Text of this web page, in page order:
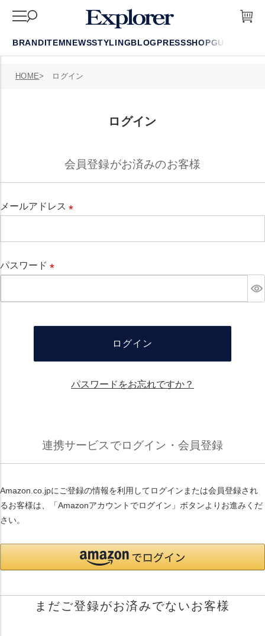
BRANDITEMNEWSSTYLINGBLOGPRESSSHOPGUIDE
HOME ログイン
ログイン
会員登録がお済みのお客様
メールアドレス
パスワード
須
ログイン
パスワードをお忘れですか？
連携サービスでログイン・会員登録
Amazon.co.jpにご登録の情報を利用してログインまたは会員登録され
るお客様は、「Amazonアカウントでログイン」ボタンよりお進みくだ
さい。
まだご登録がお済みでないお客様